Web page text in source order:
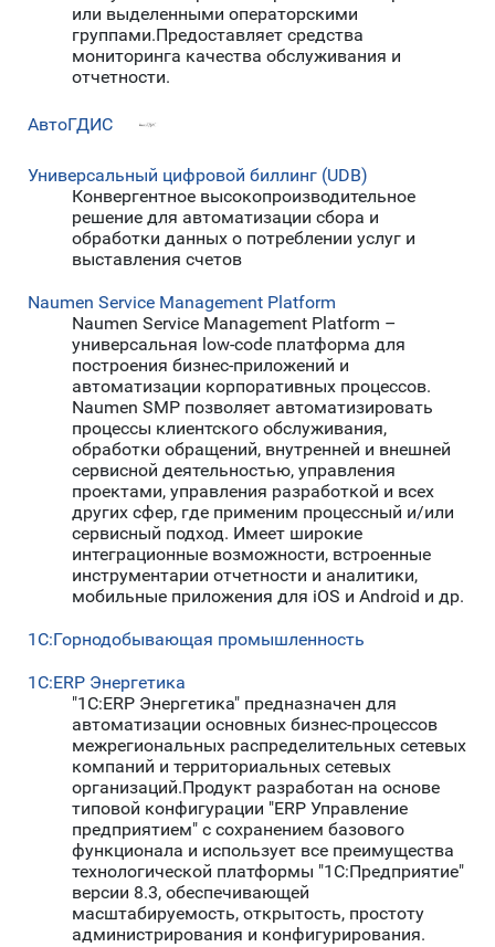
или выделенными операторскими
группами.Предоставляет средства
мониторинга качества обслуживания и
отчетности.
АвтоГДИС
Универсальный цифровой биллинг (UDB)
Конвергентное высокопроизводительное
решение для автоматизации сбора и
обработки данных о потреблении услуг и
выставления счетов
Naumen Service Management Platform
Naumen Service Management Platform –
универсальная low-code платформа для
построения бизнес-приложений и
автоматизации корпоративных процессов.
Naumen SMP позволяет автоматизировать
процессы клиентского обслуживания,
обработки обращений, внутренней и внешней
сервисной деятельностью, управления
проектами, управления разработкой и всех
других сфер, где применим процессный и/или
сервисный подход. Имеет широкие
интеграционные возможности, встроенные
инструментарии отчетности и аналитики,
мобильные приложения для iOS и Android и др.
1С:Горнодобывающая промышленность
1С:ERP Энергетика
"1С:ERP Энергетика" предназначен для
автоматизации основных бизнес-процессов
межрегиональных распределительных сетевых
компаний и территориальных сетевых
организаций.Продукт разработан на основе
типовой конфигурации "ERP Управление
предприятием" с сохранением базового
функционала и использует все преимущества
технологической платформы "1С:Предприятие"
версии 8.3, обеспечивающей
масштабируемость, открытость, простоту
администрирования и конфигурирования.